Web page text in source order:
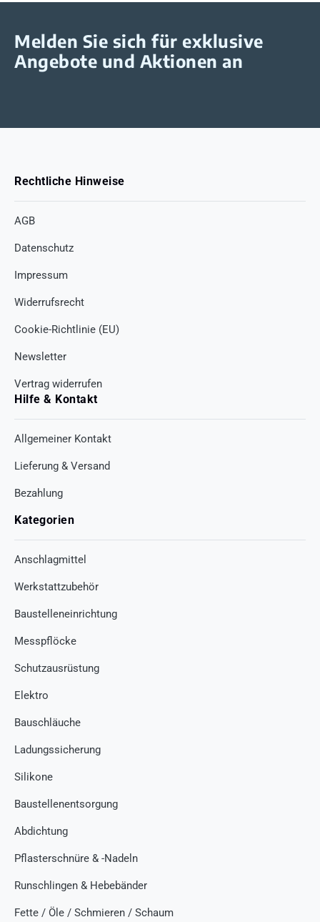
Melden Sie sich für exklusive
Angebote und Aktionen an
Rechtliche Hinweise
AGB
Datenschutz
Impressum
Widerrufsrecht
Cookie-Richtlinie (EU)
Newsletter
Vertrag widerrufen
Hilfe & Kontakt
Allgemeiner Kontakt
Lieferung & Versand
Bezahlung
Kategorien
Anschlagmittel
Werkstattzubehör
Baustelleneinrichtung
Messpflöcke
Schutzausrüstung
Elektro
Bauschläuche
Ladungssicherung
Silikone
Baustellenentsorgung
Abdichtung
Pflasterschnüre & -Nadeln
Runschlingen & Hebebänder
Fette / Öle / Schmieren / Schaum